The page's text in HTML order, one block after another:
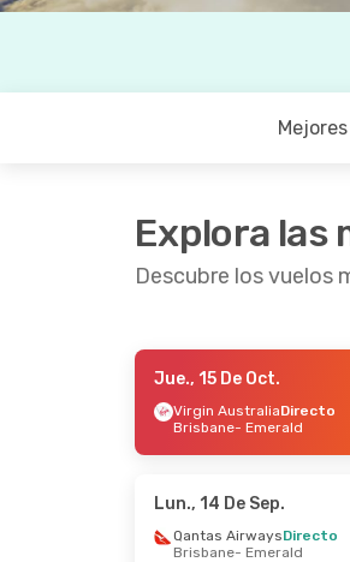
Explora las
Descubre los vuelos
- Mar., 8 De Sep.
Directo
- Emerald
Jue., 15 De Oct.
Virgin AustraliaDirecto
Brisbane- Emerald
Lun., 14 De Sep.
Qantas AirwaysDirecto
Brisbane- Emerald